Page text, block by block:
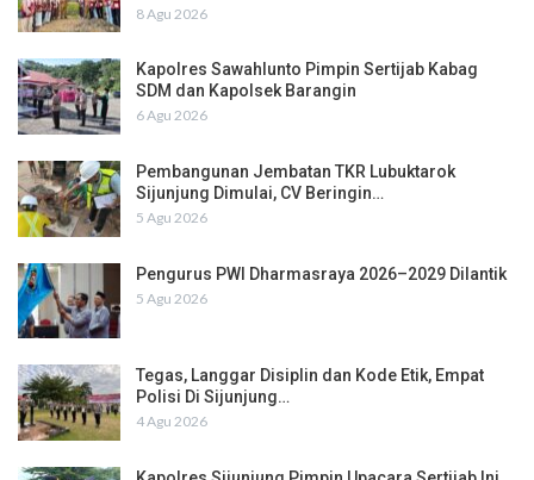
8 Agu 2026
Kapolres Sawahlunto Pimpin Sertijab Kabag
SDM dan Kapolsek Barangin
6 Agu 2026
Pembangunan Jembatan TKR Lubuktarok
Sijunjung Dimulai, CV Beringin…
5 Agu 2026
Pengurus PWI Dharmasraya 2026–2029 Dilantik
5 Agu 2026
Tegas, Langgar Disiplin dan Kode Etik, Empat
Polisi Di Sijunjung…
4 Agu 2026